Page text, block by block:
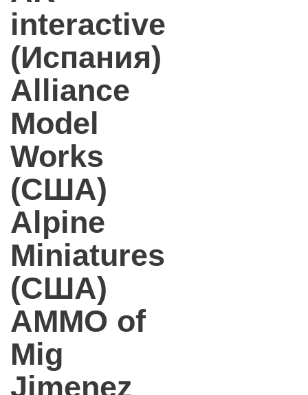
interactive
(Испания)
Alliance
Model
Works
(США)
Alpine
Miniatures
(США)
AMMO of
Mig
Jimenez